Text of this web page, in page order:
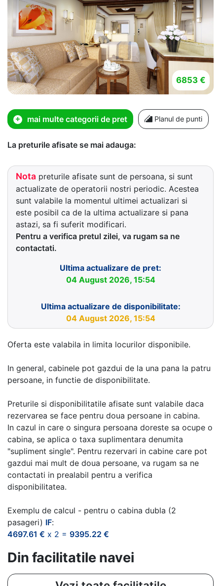
6853 €
mai multe categorii de pret Planul de punti
La preturile afisate se mai adauga:
Nota preturile afisate sunt de persoana, si sunt
actualizate de operatorii nostri periodic. Acestea
sunt valabile la momentul ultimei actualizari si
este posibil ca de la ultima actualizare si pana
astazi, sa fi suferit modificari.
Pentru a verifica pretul zilei, va rugam sa ne
contactati.
Ultima actualizare de pret:
04 August 2026, 15:54
Ultima actualizare de disponibilitate:
04 August 2026, 15:54
Oferta este valabila in limita locurilor disponibile.
In general, cabinele pot gazdui de la una pana la patru
persoane, in functie de disponibilitate.
Preturile si disponibilitatile afisate sunt valabile daca
rezervarea se face pentru doua persoane in cabina.
In cazul in care o singura persoana doreste sa ocupe o
cabina, se aplica o taxa suplimentara denumita
"supliment single". Pentru rezervari in cabine care pot
gazdui mai mult de doua persoane, va rugam sa ne
contactati in prealabil pentru a verifica
disponibilitatea.
Exemplu de calcul - pentru o cabina dubla (2
pasageri) IF:
4697.61 € x 2 = 9395.22 €
Din facilitatile navei